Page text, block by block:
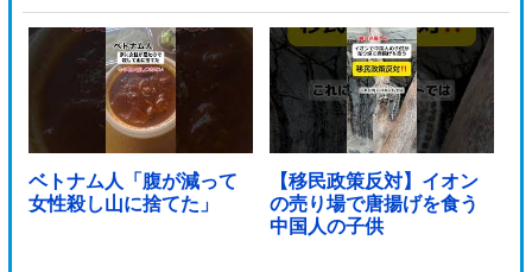
ベトナム人「腹が減って
女性殺し山に捨てた」
【移民政策反対】イオン
の売り場で唐揚げを食う
中国人の子供